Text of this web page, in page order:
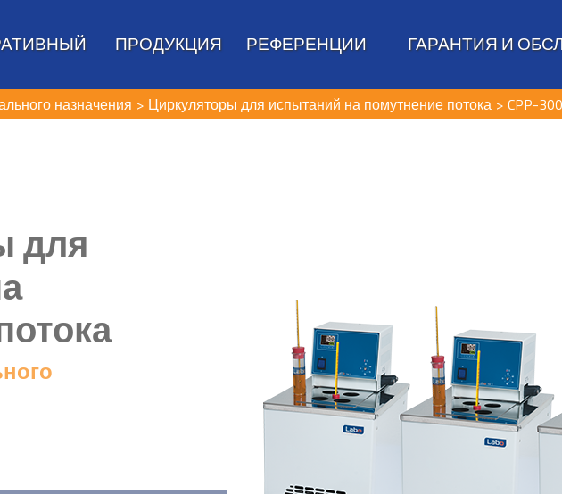
ПРОДУКЦИЯ РЕФЕРЕНЦИИ ГАРАНТИЯ И
назначения Циркуляторы для испытаний на помутнение потока CPP-300
для